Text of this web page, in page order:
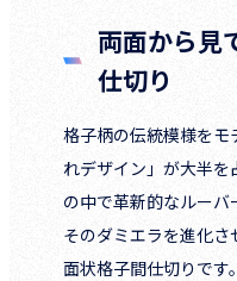
両面から見
仕切り
格子柄の伝統模様を
れデザイン」が大半
の中で革新的なルーバ
そのダミエラを進化
面状格子間仕切りです。